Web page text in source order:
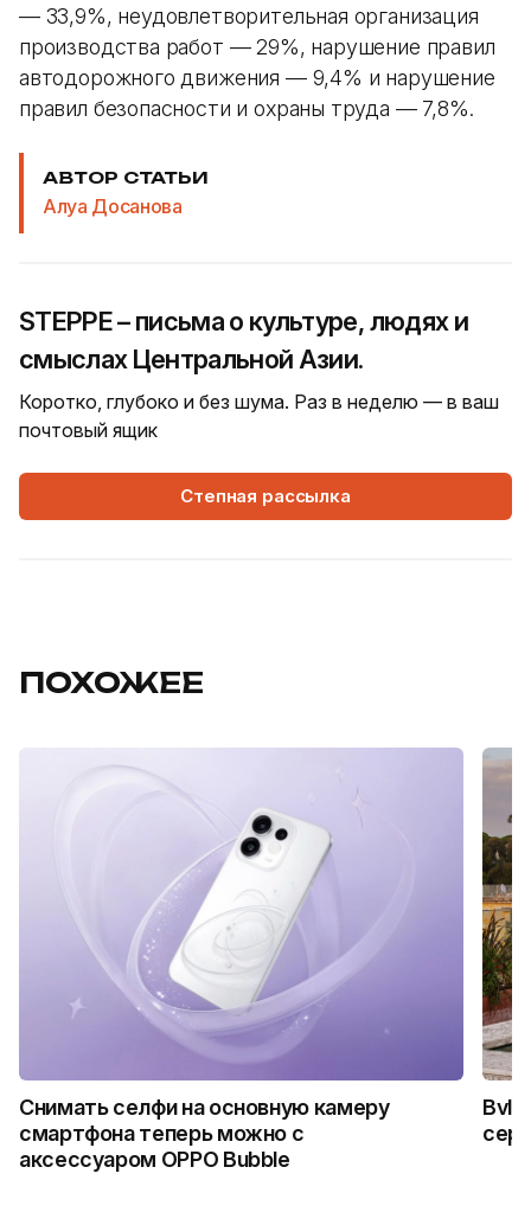
— 33,9%, неудовлетворительная организация
производства работ — 29%, нарушение правил
автодорожного движения — 9,4% и нарушение
правил безопасности и охраны труда — 7,8%.
АВТОР СТАТЬИ
Алуа Досанова
STEPPE – письма о культуре, людях и
смыслах Центральной Азии.
Коротко, глубоко и без шума. Раз в неделю — в ваш
почтовый ящик
Степная рассылка
ПОХОЖЕЕ
Снимать селфи на основную камеру
смартфона теперь можно с
аксессуаром OPPO Bubble